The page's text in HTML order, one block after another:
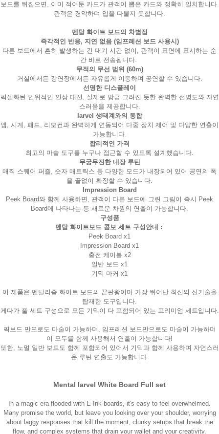
페이코 라이
구매
보드를 뒤집으면, 이미 적어둔 카드가 관객이 뽑은 카드와 정확히 일치합니다.
관객은 경악하며 입을 다물지 못합니다.
멘탈 화이트 보드의 차별점
즉각적인 반응, 지연 없음 (임프레션 보드 사용시)
다른 보드에서 흔히 발생하는 긴 대기 시간 없이, 관객이 표면에 표시하는 순
간 바로 전송됩니다.
무적의 무선 범위 (60m)
거실에서든 강연장에서든 자유롭게 이동하며 공연할 수 있습니다.
선명한 디스플레이
픽셀화된 인위적인 인상 대신, 실제로 방금 그려진 듯한 완벽한 선명도와 자연
스러움을 제공합니다.
Iarvel 생태계와의 통합
앱, 시계, 패드, 리모컨과 완벽하게 연동되어 다중 장치 제어 및 다양한 연출이
가능합니다.
합리적인 가격
최고의 마술 도구를 누구나 접근할 수 있도록 설계했습니다.
무궁무진한 내장 루틴
매직 스퀘어 퍼즐, 숫자 매트릭스 등 다양한 모드가 내장되어 있어 공연의 폭
을 끝없이 확장할 수 있습니다.
Impression Board
Peek Board와 함께 사용하면, 관객이 다른 보드에 그린 그림이 즉시 Peek
Board에 나타나는 등 새로운 차원의 연출이 가능합니다.
구성품
멘탈 화이트보드 콤보 세트 구성안내 :
Peek Board x1
Impression Board x1
충전 케이블 x2
일반 보드 x1
기믹 마커 x1
이 제품은 멘탈리즘 화이트 보드의 끝판왕이며 가장 뛰어난 최신의 신기술을
탑재한 도구입니다.
게다가 풀 세트 구성으로 모든 기믹이 다 포함되어 있는 프리미엄 세트입니다.
픽보드 만으로도 마술이 가능하며, 임프레션 보드만으로도 마술이 가능하며
이 모두를 함께 사용해서 연출이 가능합니다!
또한, 노멀 일반 보드도 함께 포함되어 있어서 기믹과 함께 사용하며 자연스러
운 루틴 연출도 가능합니다.
Mental Iarvel White Board Full set
In a magic era flooded with E-Ink boards, it's easy to feel overwhelmed.
Many promise the world, but leave you looking over your shoulder, worrying
about laggy responses that kill the moment, clunky setups that break the
flow, and complex systems that drain your wallet and your creativity.